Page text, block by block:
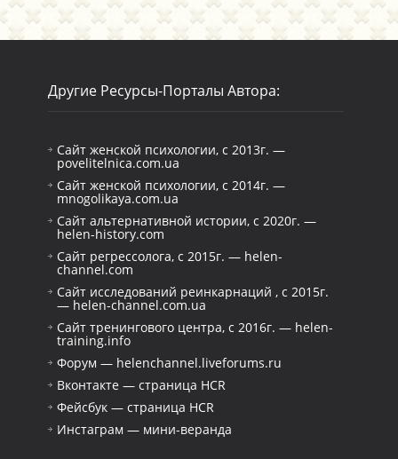
Другие Ресурсы-Порталы Автора:
Сайт женской психологии, с 2013г. —
povelitelnica.com.ua
Сайт женской психологии, с 2014г. —
mnogolikaya.com.ua
Сайт альтернативной истории, с 2020г. —
helen-history.com
Сайт регрессолога, с 2015г. — helen-
channel.com
Сайт исследований реинкарнаций , с 2015г.
— helen-channel.com.ua
Сайт тренингового центра, с 2016г. — helen-
training.info
Форум — helenchannel.liveforums.ru
Вконтакте — страница HCR
Фейсбук — страница HCR
Инстаграм — мини-веранда